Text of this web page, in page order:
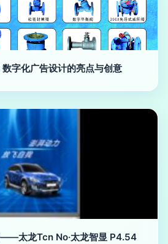
字化广告设计的亮点与创意
——太龙Tcn No·太龙智显 P4.54